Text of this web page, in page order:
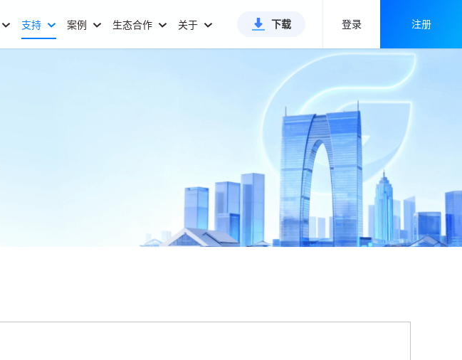
支持 案例 生态合作 关于 下载 登录 注册